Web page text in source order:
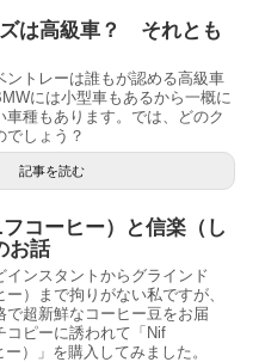
は高級車？ それとも
ントレーは誰もが認める高級車
には小型車もあるから一概に
車種もあります。では、どのク
でしょう？
記事を読む
コーヒー）と信楽（し
お話
インスタントからグラインド
ー）まで拘りがない私ですが、
で超新鮮なコーヒー豆をお届
コピーに誘われて「Nif
）」を購入してみました。